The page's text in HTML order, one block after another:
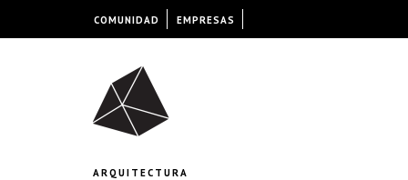
ARQUITECTURA
COMUNIDAD EMPRESAS